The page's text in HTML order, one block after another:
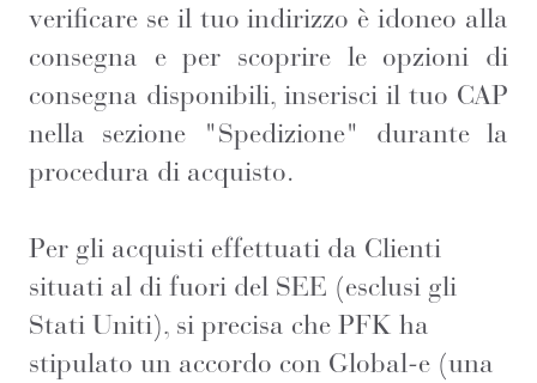
verificare se il tuo indirizzo è idoneo alla
consegna e per scoprire le opzioni di
consegna disponibili, inserisci il tuo CAP
nella sezione "Spedizione" durante la
procedura di acquisto.
Per gli acquisti effettuati da Clienti
situati al di fuori del SEE (esclusi gli
Stati Uniti), si precisa che PFK ha
stipulato un accordo con Global-e (una